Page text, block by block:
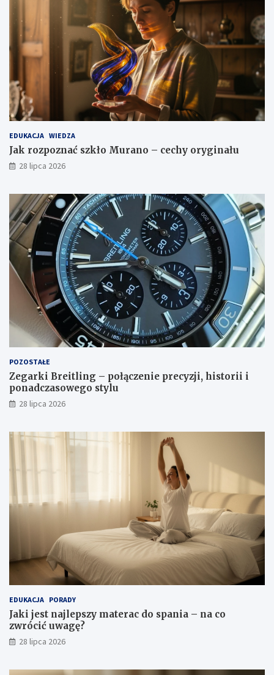
EDUKACJA WIEDZA
Jak rozpoznać szkło Murano – cechy oryginału
28 lipca 2026
POZOSTAŁE
Zegarki Breitling – połączenie precyzji, historii i
ponadczasowego stylu
28 lipca 2026
EDUKACJA PORADY
Jaki jest najlepszy materac do spania – na co
zwrócić uwagę?
28 lipca 2026